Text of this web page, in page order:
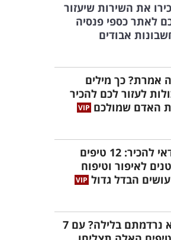
את השירות שיעזור
לאתר כספי פנסיה
אבודים
אמרת? כך מילים
לעזור לכם להכיר
האדם שמולכם
כדאי להכיר: 12 טיפים
לאיפור וטיפוח
הבדל גדול
לא נרדמתם בלילה? עם 7